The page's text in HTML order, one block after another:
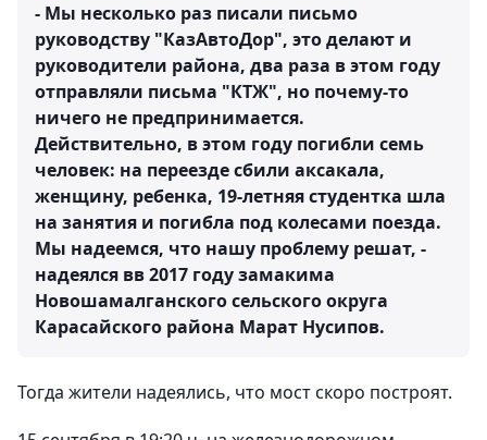
- Мы несколько раз писали письмо
руководству "КазАвтоДор", это делают и
руководители района, два раза в этом году
отправляли письма "КТЖ", но почему-то
ничего не предпринимается.
Действительно, в этом году погибли семь
человек: на переезде сбили аксакала,
женщину, ребенка, 19-летняя студентка шла
на занятия и погибла под колесами поезда.
Мы надеемся, что нашу проблему решат, -
надеялся вв 2017 году замакима
Новошамалганского сельского округа
Карасайского района Марат Нусипов.
Тогда жители надеялись, что мост скоро построят.